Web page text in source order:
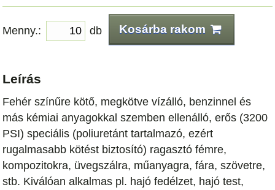
Menny.: db Kosárba rakom
Leírás
Fehér színűre kötő, megkötve vízálló, benzinnel és
más kémiai anyagokkal szemben ellenálló, erős (3200
PSI) speciális (poliuretánt tartalmazó, ezért
rugalmasabb kötést biztosító) ragasztó fémre,
kompozitokra, üvegszálra, műanyagra, fára, szövetre,
stb. Kiválóan alkalmas pl. hajó fedélzet, hajó test,